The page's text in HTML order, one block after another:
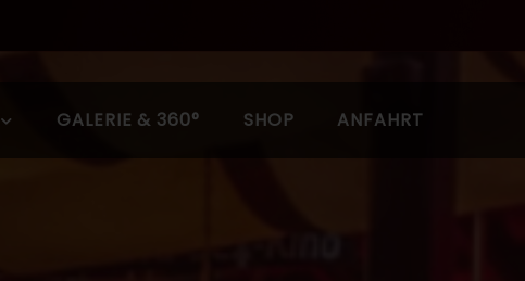
GALERIE & 360° SHOP ANFAHRT